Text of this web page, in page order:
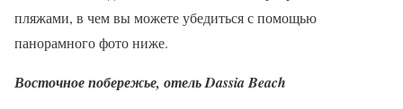
пляжами, в чем вы можете убедиться с помощью
панорамного фото ниже.
Восточное побережье, отель Dassia Beach